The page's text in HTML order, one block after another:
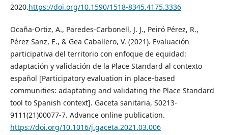
2020.https://doi.org/10.1590/1518-8345.4175.3336
Ocaña-Ortiz, A., Paredes-Carbonell, J. J., Peiró Pérez, R.,
Pérez Sanz, E., & Gea Caballero, V. (2021). Evaluación
participativa del territorio con enfoque de equidad:
adaptación y validación de la Place Standard al contexto
español [Participatory evaluation in place-based
communities: adaptating and validating the Place Standard
tool to Spanish context]. Gaceta sanitaria, S0213-
9111(21)00077-7. Advance online publication.
https://doi.org/10.1016/j.gaceta.2021.03.006